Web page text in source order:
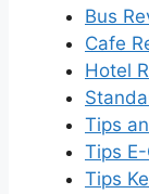
Bus
Cafe
Hotel
Tips
Tips
Tips